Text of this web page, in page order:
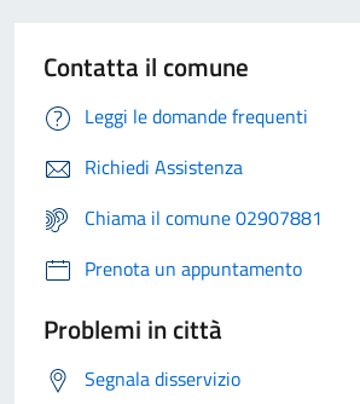
Contatta il comune
Leggi le domande frequenti
Richiedi Assistenza
Chiama il comune 02907881
Prenota un appuntamento
Problemi in città
Segnala disservizio